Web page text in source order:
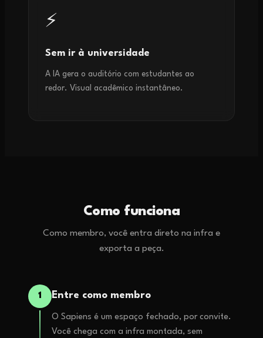
⚡
Sem ir à universidade
A IA gera o auditório com estudantes ao
redor. Visual acadêmico instantâneo.
Como funciona
Como membro, você entra direto na infra e
exporta a peça.
1 Entre como membro
O Sapiens é um espaço fechado, por convite.
Você chega com a infra montada, sem